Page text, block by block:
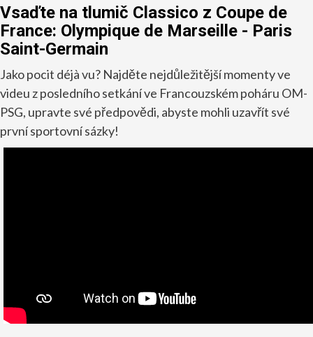
Vsaďte na tlumič Classico z Coupe de
France: Olympique de Marseille - Paris
Saint-Germain
Jako pocit déjà vu? Najděte nejdůležitější momenty ve
videu z posledního setkání ve Francouzském poháru OM-
PSG, upravte své předpovědi, abyste mohli uzavřít své
první sportovní sázky!